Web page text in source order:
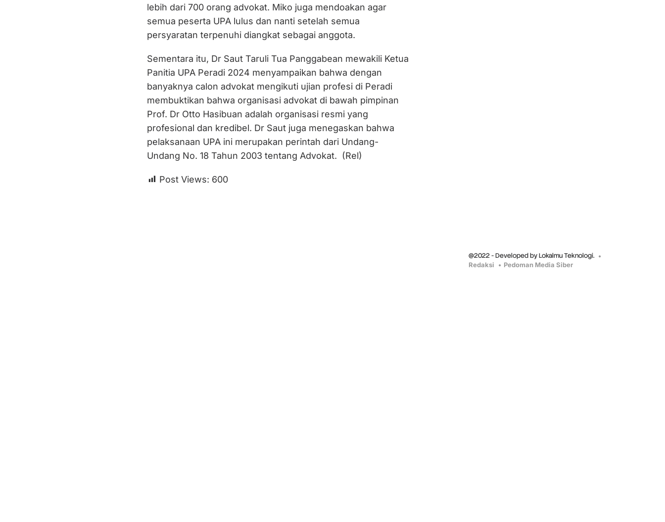
lebih dari 700 orang advokat. Miko juga mendoakan agar
semua peserta UPA lulus dan nanti setelah semua
persyaratan terpenuhi diangkat sebagai anggota.
Sementara itu, Dr Saut Taruli Tua Panggabean mewakili Ketua
Panitia UPA Peradi 2024 menyampaikan bahwa dengan
banyaknya calon advokat mengikuti ujian profesi di Peradi
membuktikan bahwa organisasi advokat di bawah pimpinan
Prof. Dr Otto Hasibuan adalah organisasi resmi yang
profesional dan kredibel. Dr Saut juga menegaskan bahwa
pelaksanaan UPA ini merupakan perintah dari Undang-
Undang No. 18 Tahun 2003 tentang Advokat. (Rel)
Post Views: 600
@2022 - Developed by Lokalmu Teknologi.
Redaksi Pedoman Media Siber